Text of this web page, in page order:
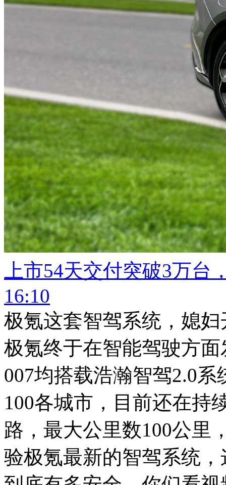
上市54天交付突破3万
16:10
极氪这套智驾系统，媳
极氪终于在智能驾驶方
007均搭载浩瀚智驾2.0
100各城市，目前还在持
路，最大公里数100公里
验极氪最新的智驾系统